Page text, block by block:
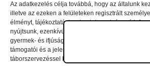
Az adatkezelés célja továbbá, hogy az általunk
illetve az ezeken a felületeken regisztrált
élményt, tájékoztatást, valamint szerteágazó
nyújtsunk, ezenkívül – jelentkezési szándék/
gyermek- és ifjúsági táborainkban való
támogatói és a jelentkezési, valamint a számlázási
táborszervezéssel kapcsolatos kommunikációt.
*karakterrel jelöltük